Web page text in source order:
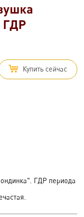
ГДР
Купить сейчас
ГДР периода